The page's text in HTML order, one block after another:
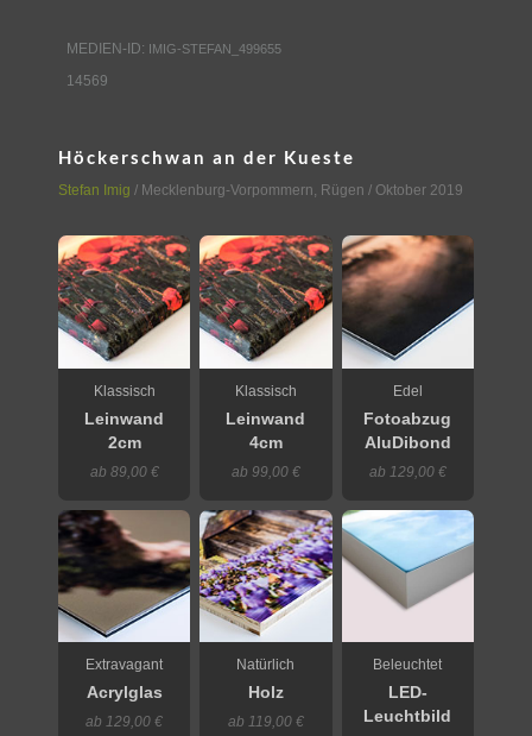
KONTAKT
MEDIEN-ID: IMIG-STEFAN_499655
14569
Höckerschwan an der Kueste
Stefan Imig / Mecklenburg-Vorpommern, Rügen / Oktober 2019
Klassisch
Leinwand
2cm
ab 89,00 €
Klassisch
Leinwand
4cm
ab 99,00 €
Edel
Fotoabzug
AluDibond
ab 129,00 €
Extravagant
Acrylglas
ab 129,00 €
Natürlich
Holz
ab 119,00 €
Beleuchtet
LED-
Leuchtbild